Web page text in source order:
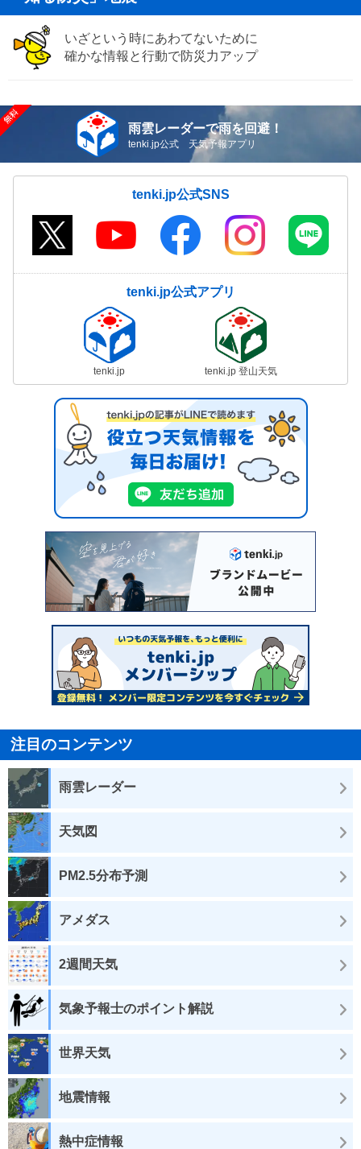
いざという時にあわてないために
確かな情報と行動で防災力アップ
雨雲レーダーで雨を回避！
tenki.jp公式 天気予報アプリ
tenki.jp公式SNS
tenki.jp公式アプリ
tenki.jp tenki.jp 登山天気
注目のコンテンツ
雨雲レーダー
天気図
PM2.5分布予測
アメダス
2週間天気
気象予報士のポイント解説
世界天気
地震情報
熱中症情報